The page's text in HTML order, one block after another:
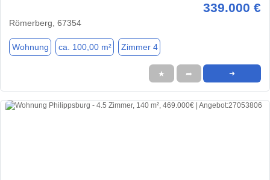
339.000 €
Römerberg, 67354
Wohnung ca. 100,00 m² Zimmer 4
★ ➦ ➜